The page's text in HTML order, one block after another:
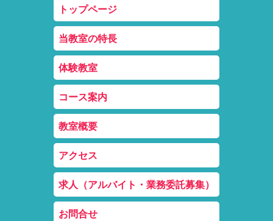
トップページ
当教室の特長
体験教室
コース案内
教室概要
アクセス
求人（アルバイト・業務委託募集）
お問合せ